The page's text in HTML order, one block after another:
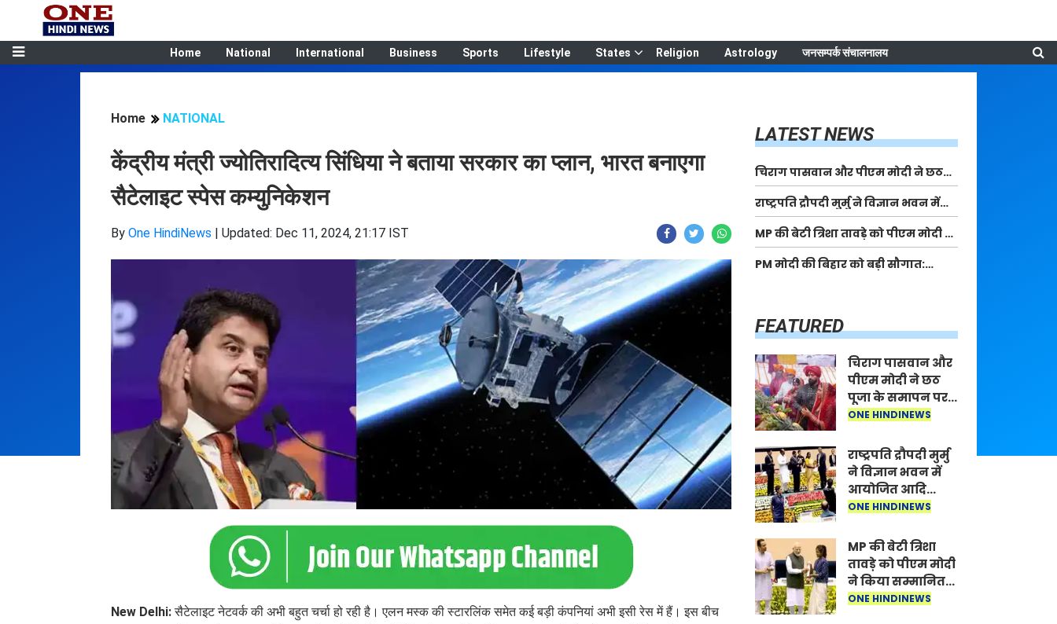
Home National International Business Sports Lifestyle States Religion Astrology जनसम्पर्क संचालनालय
Home NATIONAL
केंद्रीय मंत्री ज्योतिरादित्य सिंधिया ने बताया सरकार का प्लान, भारत बनाएगा
सैटेलाइट स्पेस कम्युनिकेशन
By One HindiNews | Updated: Dec 11, 2024, 21:17 IST
New Delhi:सैटेलाइट नेटवर्क की अभी बहुत चर्चा हो रही है। एलन मस्क की स्टारलिंक समेत कई बड़ी कंपनियां अभी इसी रेस में हैं। इस बीच
LATEST NEWS
चिराग पासवान और पीएम मोदी ने छठ
पूजा के समापन पर देशवासियों को दी
शुभकामनाएं, छठी मैया से देश की समृद्धि
की कामना की
राष्ट्रपति द्रौपदी मुर्मु ने विज्ञान भवन में
आयोजित आदि कर्मयोगी अभियान पर
राष्ट्रीय कॉन्क्लेव में मध्यप्रदेश को
सम्मानित किया
MP की बेटी त्रिशा तावड़े को पीएम मोदी ने
किया सम्मानित, राष्ट्रीय स्तर पर लहराया
कौशल विकास का परचम
PM मोदी की बिहार को बड़ी सौगात:
FEATURED
चिराग पासवान और
पीएम मोदी ने छठ
पूजा के समापन पर
देशवासियों को दी
मैया से देश की
समृद्धि की
कामना की
ONE HINDINEWS
राष्ट्रपति द्रौपदी मुर्मु
ने विज्ञान भवन में
आयोजित आदि
कर्मयोगी अभियान
में मध्यप्रदेश को
सम्मानित किया
ONE HINDINEWS
MP की बेटी त्रिशा
तावड़े को पीएम मोदी
ने किया सम्मानित,
राष्ट्रीय स्तर पर
ONE HINDINEWS